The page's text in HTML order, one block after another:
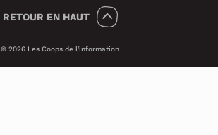
RETOUR EN HAUT
© 2026 Les Coops de l'information